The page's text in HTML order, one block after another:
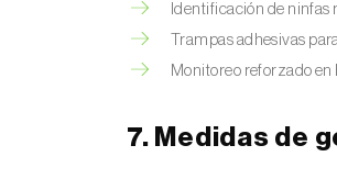
Identificación de ninfas
Trampas adhesivas
Monitoreo reforzado en
7. Medidas de